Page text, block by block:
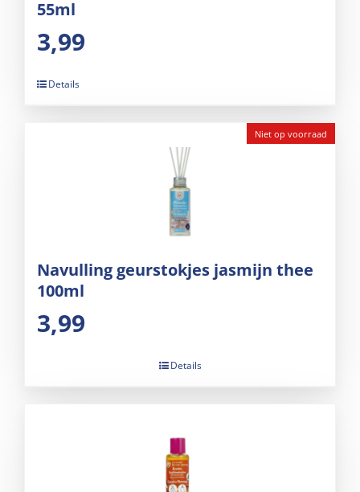
55ml
3,99
Details
Niet op voorraad
Navulling geurstokjes jasmijn thee
100ml
3,99
Details